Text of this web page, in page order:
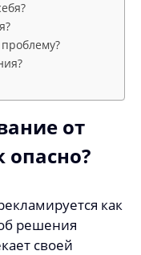
от
опасно?
как
решения
своей